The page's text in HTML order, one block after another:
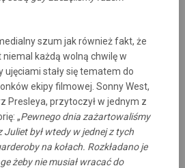
szum jak również fakt, że
niemal każdą wolną chwilę w
stały się tematem do
ekipy filmowej. Sonny West,
Presleya, przytoczył w jednym z
„Pewnego dnia zażartowaliśmy
Juliet był wtedy w jednej z tych
na kołach. Rozkładano je
żeby nie musiał wracać do